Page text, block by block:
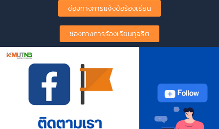
ช่องทางการแจ้งข้อร้องเรียน
ช่องทางการร้องเรียนทุจริต